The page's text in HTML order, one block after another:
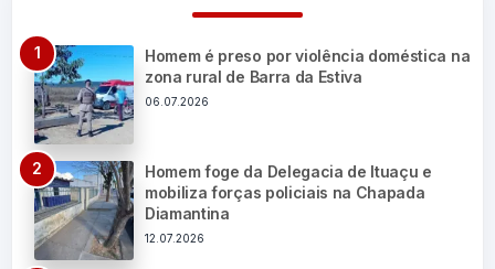
Homem é preso por violência doméstica na
zona rural de Barra da Estiva
06.07.2026
Homem foge da Delegacia de Ituaçu e
mobiliza forças policiais na Chapada
Diamantina
12.07.2026